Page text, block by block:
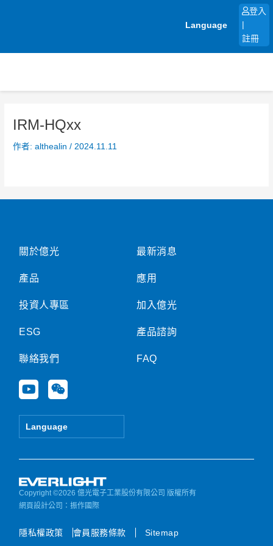
Language
登入
註冊
IRM-HQxx
作者:althealin/ 2024.11.11
關於億光
產品
投資人專區
ESG
聯絡我們
Y
o
u
e
W
e
i
Language
最新消息
應用
加入億光
產品諮詢
FAQ
Copyright ©2026 億光電子工業股份有限公司 版權所有
網頁設計公司 ：振作國際
隱私權政策 會員服務條款 Sitemap